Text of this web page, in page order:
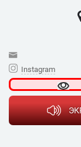
Instagram